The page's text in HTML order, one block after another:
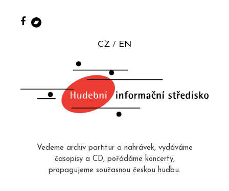
CZ EN
Vedeme archiv partitur a nahrávek, vydáváme
časopisy a CD, pořádáme koncerty,
propagujeme současnou českou hudbu.